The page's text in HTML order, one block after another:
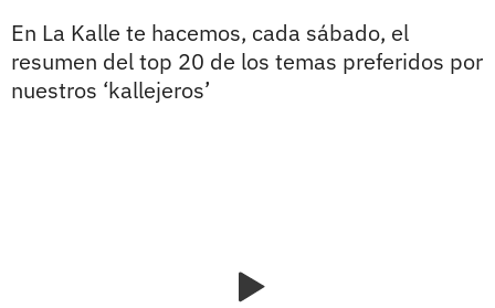
En La Kalle te hacemos, cada sábado, el
resumen del top 20 de los temas preferidos por
nuestros ‘kallejeros’